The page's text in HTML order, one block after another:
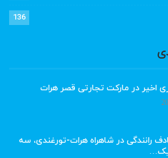
136
در مارکت تجارتی قصر هرات
رانندگی در شاهراه هرات-تورغندی، سه